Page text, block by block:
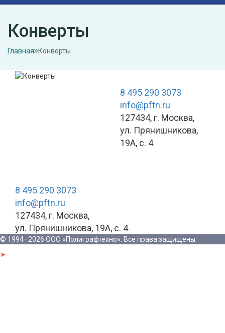
Конверты
Главная Конверты
8 495 290 3073
info@pftn.ru
127434, г. Москва,
ул. Прянишникова,
19А, c. 4
8 495 290 3073
info@pftn.ru
127434, г. Москва,
ул. Прянишникова, 19А, c. 4
© 1994–2026 ООО «Полиграфтехно». Все права защищены.
➤